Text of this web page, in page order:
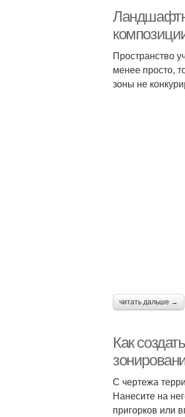
Пространство
менее просто,
зоны не
читать дальше →
Как
С чертежа
Нанесите на
пригорков или